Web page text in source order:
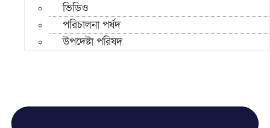
ভিডিও
পরিচালনা পর্ষদ
উপদেষ্টা পরিষদ